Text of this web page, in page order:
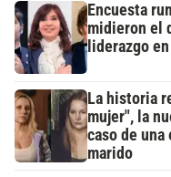
Encuesta
midieron el
liderazgo
La historia
mujer", la
caso de una
marido